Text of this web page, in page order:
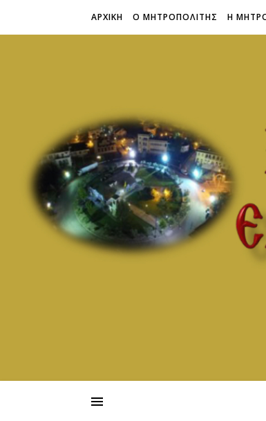
ΑΡΧΙΚΗ Ο ΜΗΤΡΟΠΟΛΙΤΗΣ Η